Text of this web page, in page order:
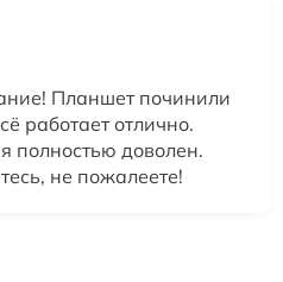
Планшет починили
работает отлично.
полностью доволен.
не пожалеете!